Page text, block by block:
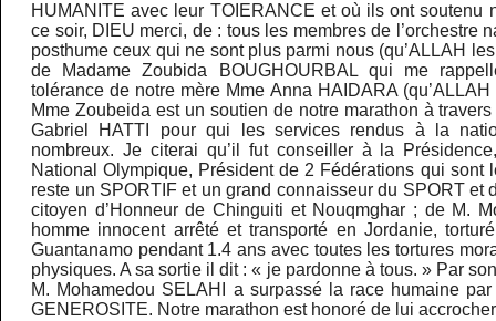
HUMANITE avec leur TOIERANCE et où ils ont soutenu
ce soir, DIEU merci, de : tous les membres de l’orchestre
posthume ceux qui ne sont plus parmi nous (qu’ALLAH
de Madame Zoubida BOUGHOURBAL qui me
tolérance de notre mère Mme Anna HAIDARA
Mme Zoubeida est un soutien de notre marathon à
Gabriel HATTI pour qui les services rendus à la
nombreux. Je citerai qu’il fut conseiller à la
National Olympique, Président de 2 Fédérations qui sont
reste un SPORTIF et un grand connaisseur du SPORT et
citoyen d’Honneur de Chinguiti et Nouqmghar ; de M.
homme innocent arrêté et transporté en Jordanie,
Guantanamo pendant 1.4 ans avec toutes les tortures
physiques. A sa sortie il dit : « je pardonne à tous. » Par
M. Mohamedou SELAHI a surpassé la race humaine
GENEROSITE. Notre marathon est honoré de lui